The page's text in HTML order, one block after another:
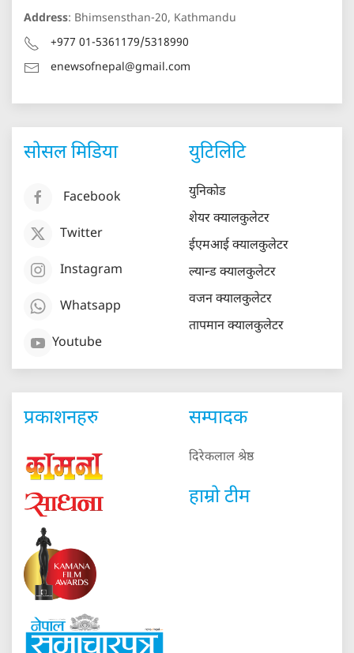
Address: Bhimsensthan-20, Kathmandu
+977 01-5361179/5318990
enewsofnepal@gmail.com
सोसल मिडिया
Facebook
Twitter
Instagram
Whatsapp
Youtube
युटिलिटि
युनिकोड
शेयर क्यालकुलेटर
ईएमआई क्यालकुलेटर
ल्यान्ड क्यालकुलेटर
वजन क्यालकुलेटर
तापमान क्यालकुलेटर
प्रकाशनहरु सम्पादक
दिरेकलाल श्रेष्ठ
हाम्रो टीम